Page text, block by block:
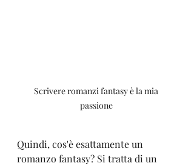
Scrivere romanzi fantasy è la mia
passione
Quindi, cos'è esattamente un
romanzo fantasy? Si tratta di un